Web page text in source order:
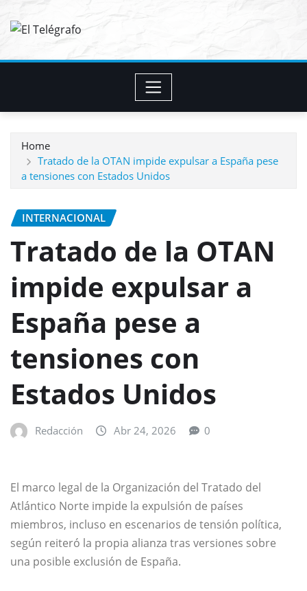
Home
Tratado de la OTAN impide expulsar a España pese
a tensiones con Estados Unidos
INTERNACIONAL
Tratado de la OTAN
impide expulsar a
España pese a
tensiones con
Estados Unidos
Redacción Abr 24, 2026 0
El marco legal de la Organización del Tratado del
Atlántico Norte impide la expulsión de países
miembros, incluso en escenarios de tensión política,
según reiteró la propia alianza tras versiones sobre
una posible exclusión de España.